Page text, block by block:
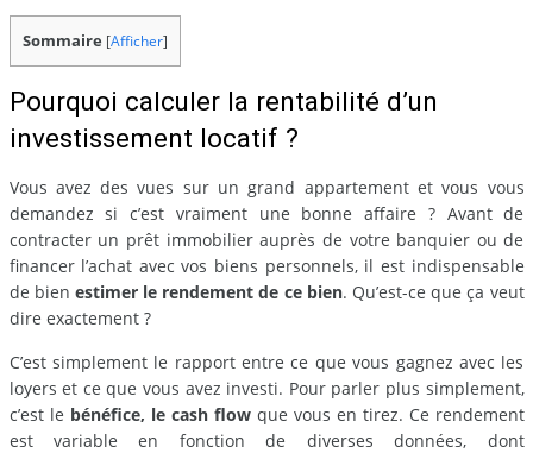
Sommaire [Afficher]
Pourquoi calculer la rentabilité d’un
investissement locatif ?
Vous avez des vues sur un grand appartement et vous vous
demandez si c’est vraiment une bonne affaire ? Avant de
contracter un prêt immobilier auprès de votre banquier ou de
financer l’achat avec vos biens personnels, il est indispensable
de bien estimer le rendement de ce bien. Qu’est-ce que ça veut
dire exactement ?
C’est simplement le rapport entre ce que vous gagnez avec les
loyers et ce que vous avez investi. Pour parler plus simplement,
c’est le bénéfice, le cash flowque vous en tirez. Ce rendement
est variable en fonction de diverses données, dont